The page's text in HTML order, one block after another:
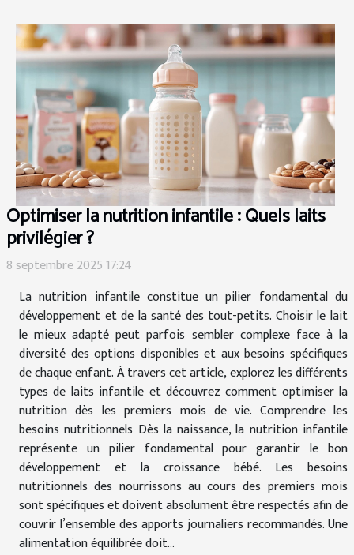
Optimiser la nutrition infantile : Quels laits
privilégier ?
8 septembre 2025 17:24
La nutrition infantile constitue un pilier fondamental du
développement et de la santé des tout-petits. Choisir le lait
le mieux adapté peut parfois sembler complexe face à la
diversité des options disponibles et aux besoins spécifiques
de chaque enfant. À travers cet article, explorez les différents
types de laits infantile et découvrez comment optimiser la
nutrition dès les premiers mois de vie. Comprendre les
besoins nutritionnels Dès la naissance, la nutrition infantile
représente un pilier fondamental pour garantir le bon
développement et la croissance bébé. Les besoins
nutritionnels des nourrissons au cours des premiers mois
sont spécifiques et doivent absolument être respectés afin de
couvrir l’ensemble des apports journaliers recommandés. Une
alimentation équilibrée doit...